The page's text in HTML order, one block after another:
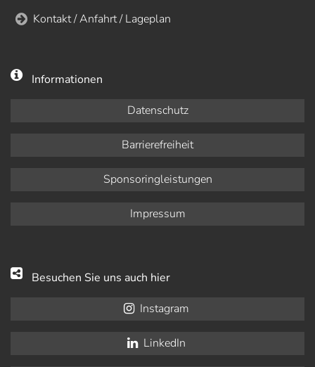
Kontakt / Anfahrt / Lageplan
Informationen
Datenschutz
Barrierefreiheit
Sponsoringleistungen
Impressum
Besuchen Sie uns auch hier
Instagram
LinkedIn